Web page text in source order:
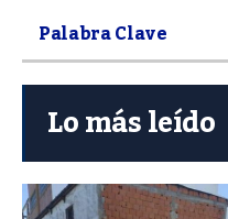
Lo más leído